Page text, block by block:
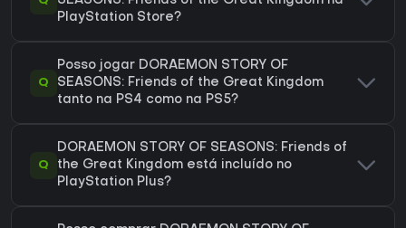
PlayStation Store?
Q
Posso jogar DORAEMON STORY OF
SEASONS: Friends of the Great Kingdom
tanto na PS4 como na PS5?
Q
DORAEMON STORY OF SEASONS: Friends of
the Great Kingdom está incluído no
PlayStation Plus?